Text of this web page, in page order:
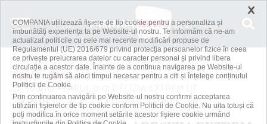
Acasă
Sport
RAPID – FARUL 0-0! DECIZIA EXTREM DE
CONTROVERSATĂ A LUI OVIDIU HAŢEGAN...
×
COMPANIA utilizează fişiere de tip cookie pentru a personaliza și
îmbunătăți experiența ta pe Website-ul nostru. Te informăm că ne-am
actualizat politicile cu cele mai recente modificări propuse de
Regulamentul (UE) 2016/679 privind protecția persoanelor fizice în ceea
ce privește prelucrarea datelor cu caracter personal și privind libera
circulație a acestor date. Înainte de a continua navigarea pe Website-ul
nostru te rugăm să aloci timpul necesar pentru a citi și înțelege conținutul
Politicii de Cookie.
Prin continuarea navigării pe Website-ul nostru confirmi acceptarea
utilizării fişierelor de tip cookie conform Politicii de Cookie. Nu uita totuși că
poți modifica în orice moment setările acestor fişiere cookie urmând